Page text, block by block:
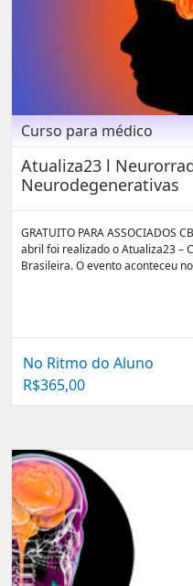
Curso para médico
Atualiza23 l
Neurodegenerativas
GRATUITO PARA ASSOCIADOS
abril foi realizado o Atualiza23 –
Brasileira. O evento aconteceu
No Ritmo do Aluno
R$365,00